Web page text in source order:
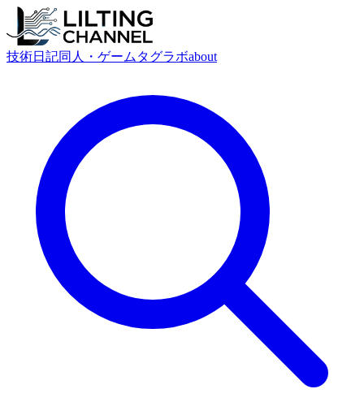
技術日記同人・ゲーム タグラボabout